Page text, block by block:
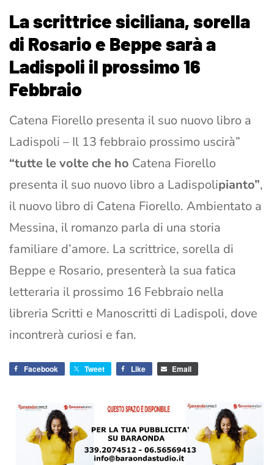
La scrittrice siciliana, sorella
di Rosario e Beppe sarà a
Ladispoli il prossimo 16
Febbraio
Catena Fiorello presenta il suo nuovo libro a
Ladispoli – Il 13 febbraio prossimo uscirà”
“tutte le volte che ho Catena Fiorello
presenta il suo nuovo libro a Ladispolipianto”,
il nuovo libro di Catena Fiorello. Ambientato a
Messina, il romanzo parla di una storia
familiare d’amore. La scrittrice, sorella di
Beppe e Rosario, presenterà la sua fatica
letteraria il prossimo 16 Febbraio nella
libreria Scritti e Manoscritti di Ladispoli, dove
incontrerà curiosi e fan.
Facebook Tweet Like Email